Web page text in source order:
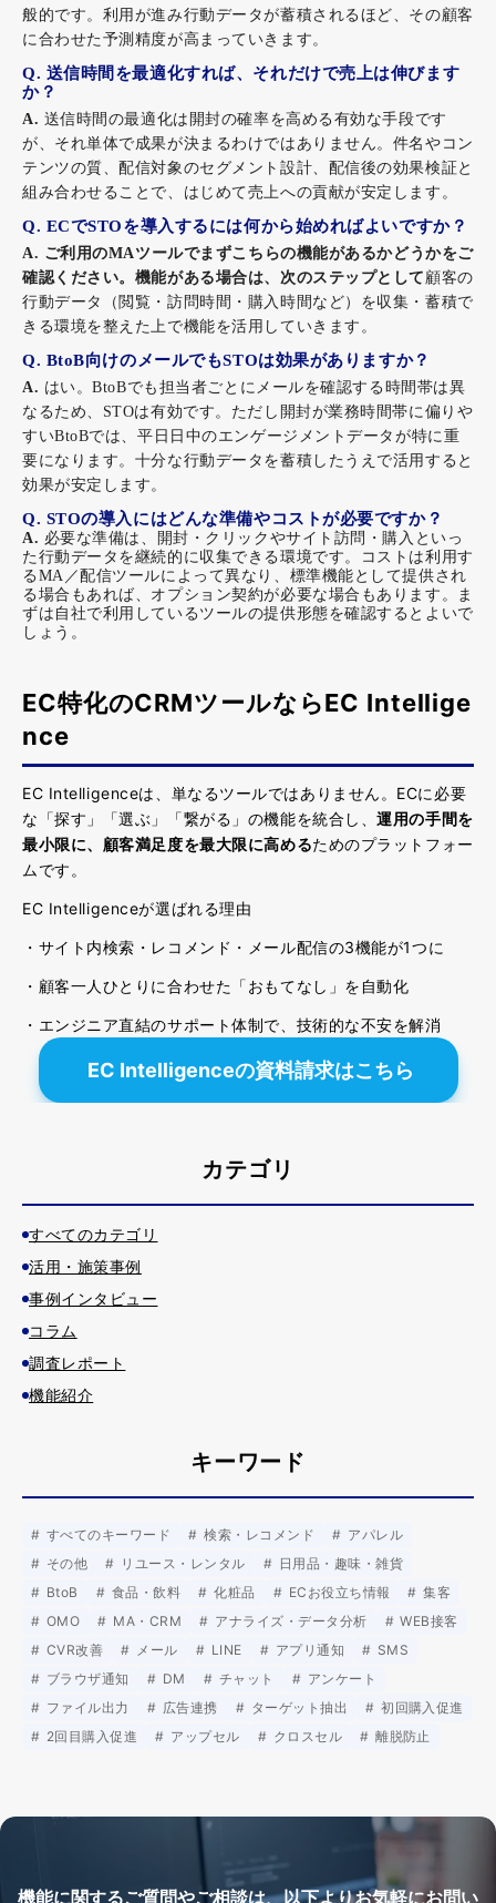
般的です。利用が進み行動データが蓄積されるほど、その顧客
に合わせた予測精度が高まっていきます。
Q. 送信時間を最適化すれば、それだけで売上は伸びます
か？
A. 送信時間の最適化は開封の確率を高める有効な手段です
が、それ単体で成果が決まるわけではありません。件名やコン
テンツの質、配信対象のセグメント設計、配信後の効果検証と
組み合わせることで、はじめて売上への貢献が安定します。
Q. ECでSTOを導入するには何から始めればよいですか？
A. ご利用のMAツールでまずこちらの機能があるかどうかをご
確認ください。機能がある場合は、次のステップとして 顧客の
行動データ（閲覧・訪問時間・購入時間など）を収集・蓄積で
きる環境を整えた上で機能を活用していきます。
Q. BtoB向けのメールでもSTOは効果がありますか？
A. はい。BtoBでも担当者ごとにメールを確認する時間帯は異
なるため、STOは有効です。ただし開封が業務時間帯に偏りや
すいBtoBでは、平日日中のエンゲージメントデータが特に重
要になります。十分な行動データを蓄積したうえで活用すると
効果が安定します。
Q. STOの導入にはどんな準備やコストが必要ですか？
A. 必要な準備は、開封・クリックやサイト訪問・購入といっ
た行動データを継続的に収集できる環境です。コストは利用す
るMA／配信ツールによって異なり、標準機能として提供され
る場合もあれば、オプション契約が必要な場合もあります。ま
ずは自社で利用しているツールの提供形態を確認するとよいで
しょう。
EC特化のCRMツールならEC Intellige
nce
EC Intelligenceは、単なるツールではありません。ECに必要
な「探す」「選ぶ」「繋がる」の機能を統合し、運用の手間を
最小限に、顧客満足度を最大限に高めるためのプラットフォー
ムです。
EC Intelligenceが選ばれる理由
・サイト内検索・レコメンド・メール配信の3機能が1つに
・顧客一人ひとりに合わせた「おもてなし」を自動化
・エンジニア直結のサポート体制で、技術的な不安を解消
EC Intelligenceの資料請求はこちら
カテゴリ
すべてのカテゴリ
活用・施策事例
事例インタビュー
コラム
調査レポート
機能紹介
キーワード
すべてのキーワード 検索・レコメンド
アパレル
その他
リユース・レンタル
日用品・趣味・雑貨
BtoB
食品・飲料 化粧品 ECお役立ち情報
集客
OMO
MA・CRM アナライズ・データ分析
WEB接客
CVR改善
メール LINE アプリ通知
SMS
ブラウザ通知
DM チャット
アンケート
ファイル出力
広告連携 ターゲット抽出
初回購入促進
2回目購入促進
アップセル クロスセル 離脱防止
機能に関するご質問やご相談は、以下よりお気軽にお問い